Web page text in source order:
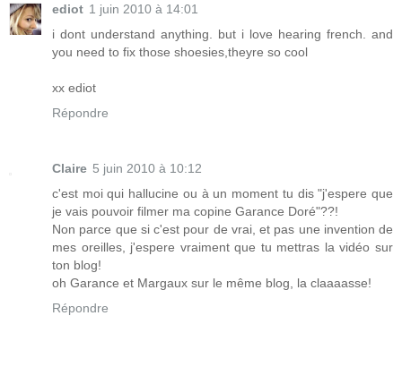
ediot 1 juin 2010 à 14:01
i dont understand anything. but i love hearing french. and
you need to fix those shoesies,theyre so cool
xx ediot
Répondre
Claire 5 juin 2010 à 10:12
c'est moi qui hallucine ou à un moment tu dis "j'espere que
je vais pouvoir filmer ma copine Garance Doré"??!
Non parce que si c'est pour de vrai, et pas une invention de
mes oreilles, j'espere vraiment que tu mettras la vidéo sur
ton blog!
oh Garance et Margaux sur le même blog, la claaaasse!
Répondre